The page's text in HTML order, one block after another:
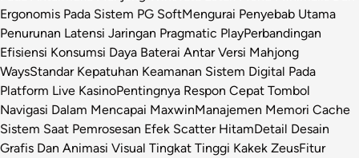
Ergonomis Pada Sistem PG SoftMengurai Penyebab Utama
Penurunan Latensi Jaringan Pragmatic PlayPerbandingan
Efisiensi Konsumsi Daya Baterai Antar Versi Mahjong
WaysStandar Kepatuhan Keamanan Sistem Digital Pada
Platform Live KasinoPentingnya Respon Cepat Tombol
Navigasi Dalam Mencapai MaxwinManajemen Memori Cache
Sistem Saat Pemrosesan Efek Scatter HitamDetail Desain
Grafis Dan Animasi Visual Tingkat Tinggi Kakek ZeusFitur